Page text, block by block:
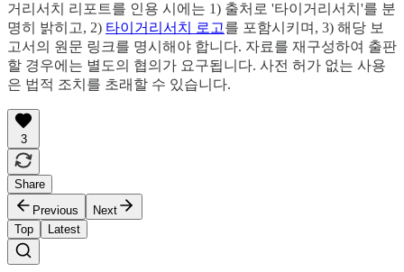
거리서치 리포트를 인용 시에는 1) 출처로 '타이거리서치'를 분
명히 밝히고, 2) 타이거리서치 로고를 포함시키며, 3) 해당 보
고서의 원문 링크를 명시해야 합니다. 자료를 재구성하여 출판
할 경우에는 별도의 협의가 요구됩니다. 사전 허가 없는 사용
은 법적 조치를 초래할 수 있습니다.
3
Share
Previous
Next
Top
Latest